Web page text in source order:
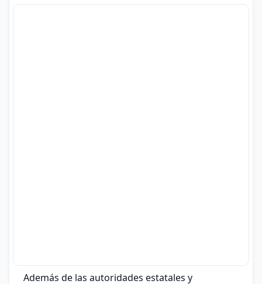
Además de las autoridades estatales y